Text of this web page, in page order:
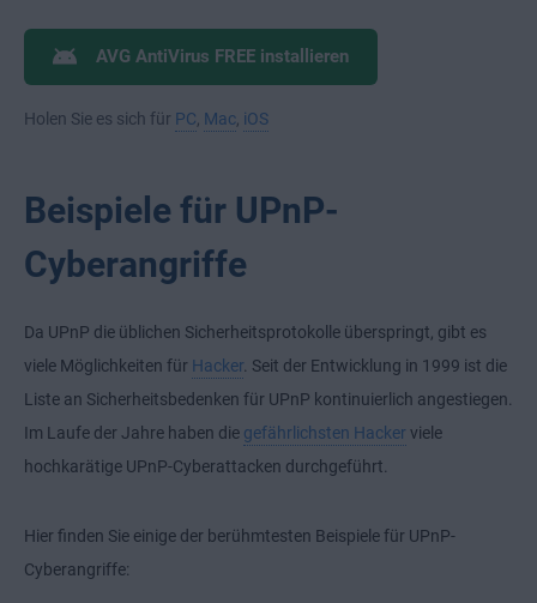
AVG AntiVirus FREE installieren
Holen Sie es sich für PC, Mac, iOS
Beispiele für UPnP-
Cyberangriffe
Da UPnP die üblichen Sicherheitsprotokolle überspringt, gibt es
viele Möglichkeiten für Hacker. Seit der Entwicklung in 1999 ist die
Liste an Sicherheitsbedenken für UPnP kontinuierlich angestiegen.
Im Laufe der Jahre haben die gefährlichsten Hacker viele
hochkarätige UPnP-Cyberattacken durchgeführt.
Hier finden Sie einige der berühmtesten Beispiele für UPnP-
Cyberangriffe: